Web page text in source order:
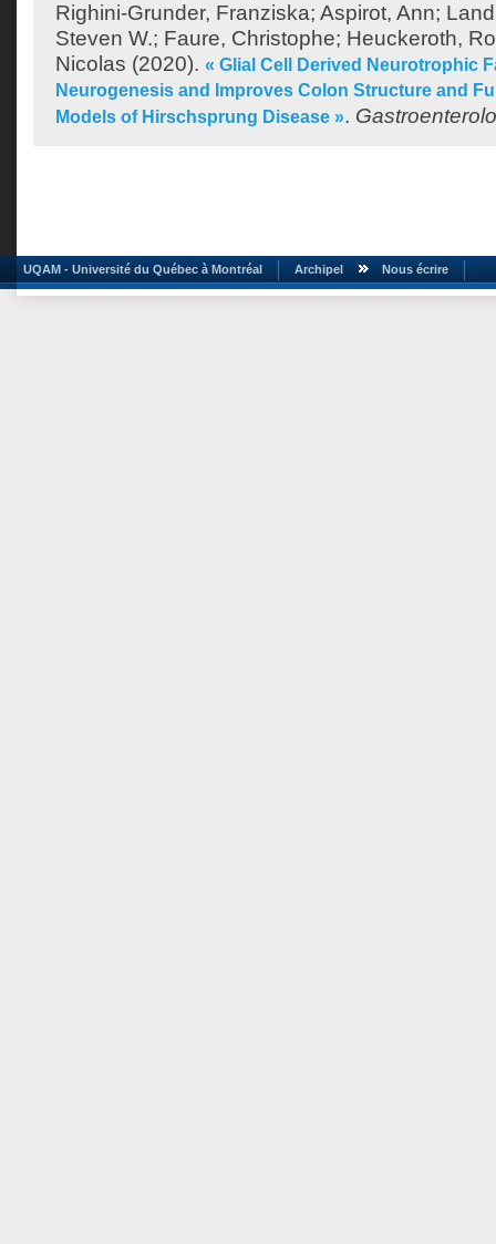
Righini-Grunder, Franziska; Aspirot, Ann;
Steven W.; Faure, Christophe; Heuckeroth,
Nicolas (2020). « Glial Cell Derived Neurotrophic
Neurogenesis and Improves Colon Structure and
Models of Hirschsprung Disease ».
UQAM - Université du Québec à Montréal Archipel Nous écrire